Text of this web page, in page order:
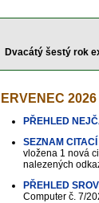
Dvacátý šestý rok
2026
PŘEHLED
SEZNAM
vložena 1 nová
nalezených
PŘEHLED
Computer č. 7/